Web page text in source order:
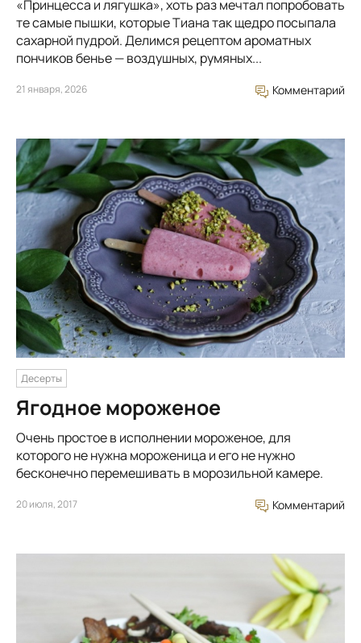
«Принцесса и лягушка», хоть раз мечтал попробовать
те самые пышки, которые Тиана так щедро посыпала
сахарной пудрой. Делимся рецептом ароматных
пончиков бенье — воздушных, румяных...
21 января, 2026 Комментарий
Десерты
Ягодное мороженое
Очень простое в исполнении мороженое, для
которого не нужна мороженица и его не нужно
бесконечно перемешивать в морозильной камере.
20 июля, 2017 Комментарий